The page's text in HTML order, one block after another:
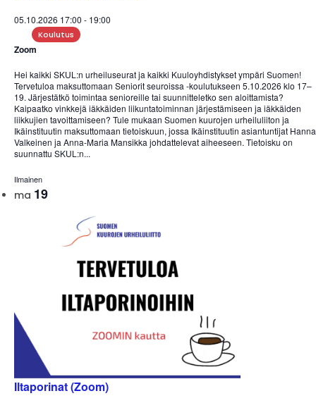
05.10.2026 17:00 - 19:00
Koulutus
Zoom
Hei kaikki SKUL:n urheiluseurat ja kaikki Kuuloyhdistykset ympäri Suomen!
Tervetuloa maksuttomaan Seniorit seuroissa -koulutukseen 5.10.2026 klo 17–
19. Järjestätkö toimintaa senioreille tai suunnitteletko sen aloittamista?
Kaipaatko vinkkejä iäkkäiden liikuntatoiminnan järjestämiseen ja iäkkäiden
liikkujien tavoittamiseen? Tule mukaan Suomen kuurojen urheiluliiton ja
Ikäinstituutin maksuttomaan tietoiskuun, jossa Ikäinstituutin asiantuntijat Hanna
Valkeinen ja Anna-Maria Mansikka johdattelevat aiheeseen. Tietoisku on
suunnattu SKUL:n...
Ilmainen
ma 19
Iltaporinat (Zoom)